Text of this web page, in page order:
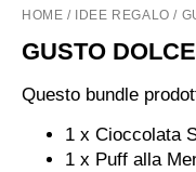
HOME / IDEE REGALO /
GUSTO
Questo bundle
1 x Cioccolata
1 x Puff alla